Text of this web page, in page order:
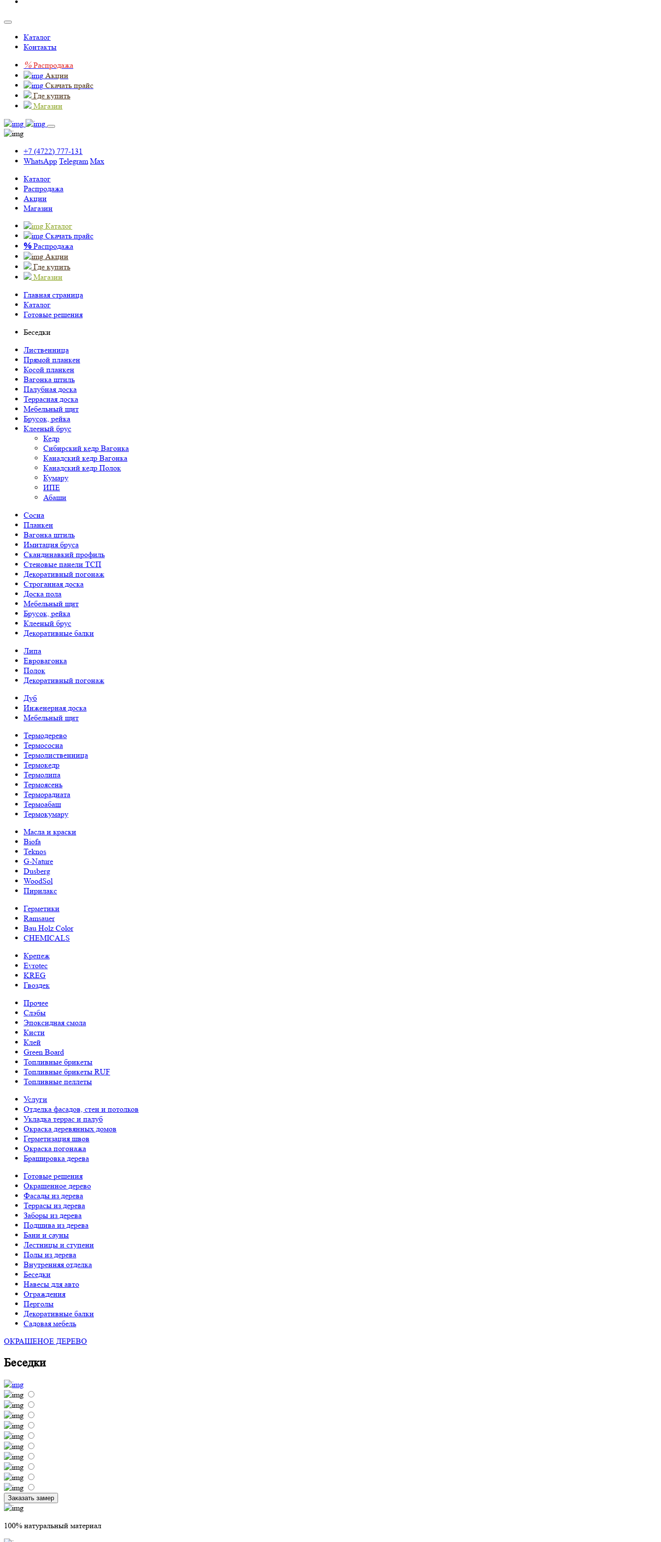
Каталог
Контакты
% Распродажа
Акции
Скачать прайс
Где купить
Магазин
+7 (4722) 777-131
WhatsApp Telegram Max
Каталог
Распродажа
Акции
Магазин
Каталог
Скачать прайс
% Распродажа
Акции
Где купить
Магазин
Главная страница
Каталог
Готовые решения
Беседки
Лиственница
Прямой планкен
Косой планкен
Вагонка штиль
Палубная доска
Террасная доска
Мебельный щит
Брусок, рейка
Клееный брус
Кедр
Сибирский кедр Вагонка
Канадский кедр Вагонка
Канадский кедр Полок
Кумару
ИПЕ
Абаши
Сосна
Планкен
Вагонка штиль
Имитация бруса
Скандинавкий профиль
Стеновые панели ТСП
Декоративный погонаж
Строганная доска
Доска пола
Мебельный щит
Брусок, рейка
Клееный брус
Декоративные балки
Липа
Евровагонка
Полок
Декоративный погонаж
Дуб
Инженерная доска
Мебельный щит
Термодерево
Термососна
Термолиственница
Термокедр
Термолипа
Термоясень
Терморадиата
Термоабаш
Термокумару
Масла и краски
Biofa
Teknos
G-Nature
Dusberg
WoodSol
Пирилакс
Герметики
Ramsauer
Bau Holz Color
CHEMICALS
Крепеж
Evrotec
KREG
Гвоздек
Прочее
Слэбы
Эпоксидная смола
Кисти
Клей
Green Board
Топливные брикеты
Топливные брикеты RUF
Топливные пеллеты
Услуги
Отделка фасадов, стен и потолков
Укладка террас и палуб
Окраска деревянных домов
Герметизация швов
Окраска погонажа
Брашировка дерева
Готовые решения
Окрашенное дерево
Фасады из дерева
Террасы из дерева
Заборы из дерева
Подшива из дерева
Бани и сауны
Лестницы и ступени
Полы из дерева
Внутренняя отделка
Беседки
Навесы для авто
Ограждения
Перголы
Декоративные балки
Садовая мебель
ОКРАШЕНОЕ ДЕРЕВО
Беседки
Заказать замер
100% натуральный материал